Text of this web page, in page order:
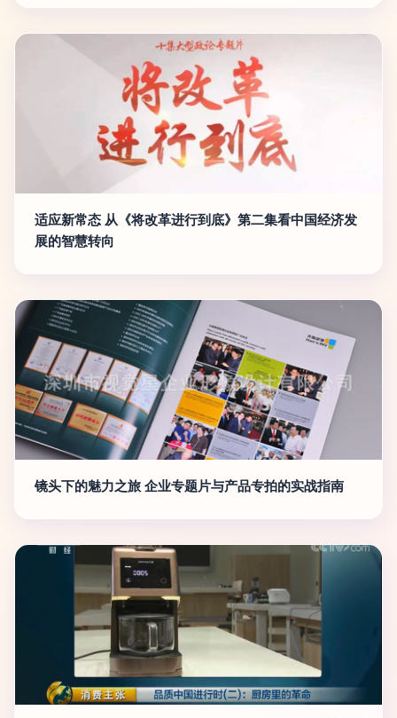
适应新常态 从《将改革进行到底》第二集看中国经济发
展的智慧转向
镜头下的魅力之旅 企业专题片与产品专拍的实战指南